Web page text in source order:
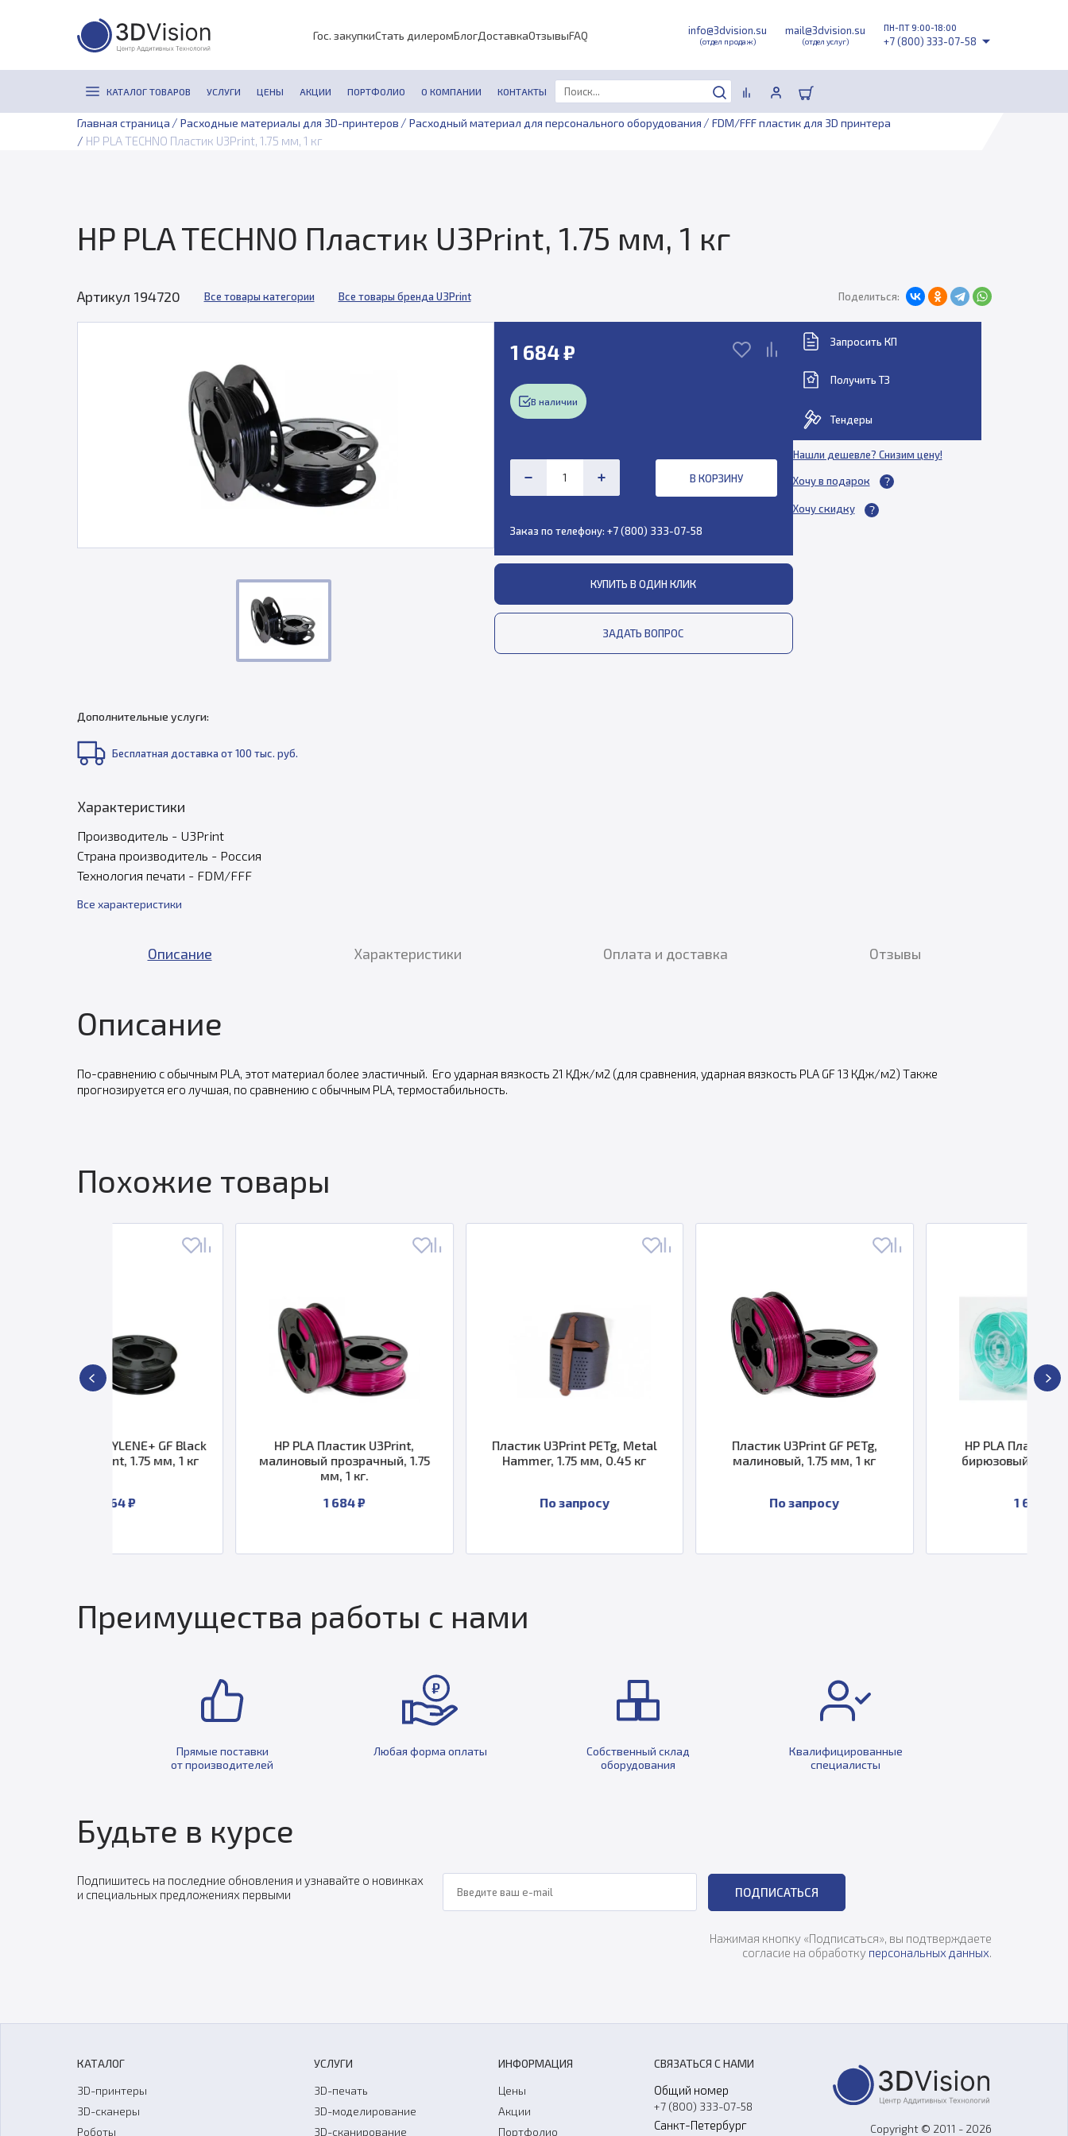
Гос. закупкиСтать дилеромБлогДоставкаОтзывыFAQ info@3dvision.su
(отдел продаж)
mail@3dvision.su
(отдел услуг)
ПН-ПТ 9:00-18:00
+7 (800) 333-07-58
КАТАЛОГ ТОВАРОВ УСЛУГИ ЦЕНЫ АКЦИИ ПОРТФОЛИО О КОМПАНИИ КОНТАКТЫ
Главная страница / Расходные материалы для 3D-принтеров / Расходный материал для персонального оборудования / FDM/FFF пластик для 3D принтера
/ HP PLA TECHNO Пластик U3Print, 1.75 мм, 1 кг
HP PLA TECHNO Пластик U3Print, 1.75 мм, 1 кг
Артикул 194720 Все товары категории Все товары бренда U3Print Поделиться:
1 684 ₽
В наличии
В КОРЗИНУ
Заказ по телефону: +7 (800) 333-07-58
КУПИТЬ В ОДИН КЛИК
ЗАДАТЬ ВОПРОС
Запросить КП
Получить ТЗ
Тендеры
Нашли дешевле? Снизим цену!
Хочу в подарок
Хочу скидку
Дополнительные услуги:
Бесплатная доставка от 100 тыс. руб.
Характеристики
Производитель - U3Print
Страна производитель - Россия
Технология печати - FDM/FFF
Все характеристики
Описание Характеристики Оплата и доставка Отзывы
Описание
По-сравнению с обычным PLA, этот материал более эластичный. Его ударная вязкость 21 КДж/м2 (для сравнения, ударная вязкость PLA GF 13 КДж/м2) Также
прогнозируется его лучшая, по сравнению с обычным PLA, термостабильность.
Похожие товары
GF Black
HP PLA Пластик U3Print,
малиновый прозрачный, 1.75
Пластик U3Print PETg, Metal
Hammer, 1.75 мм, 0.45 кг
Пластик U3Print GF PETg,
малиновый, 1.75 мм, 1 кг
HP PLA Пластик U3Print,
бирюзовый, 1.75 мм, 1 кг.
Преимущества работы с нами
Прямые поставки
от производителей
Любая форма оплаты
Собственный склад
оборудования
Квалифицированные
специалисты
Будьте в курсе
Подпишитесь на последние обновления и узнавайте о новинках
и специальных предложениях первыми
ПОДПИСАТЬСЯ
Нажимая кнопку «Подписаться», вы подтверждаете
согласие на обработку персональных данных.
КАТАЛОГ
3D-принтеры
3D-сканеры
Роботы
УСЛУГИ
3D-печать
3D-моделирование
3D-сканирование
ИНФОРМАЦИЯ
Цены
Акции
Портфолио
СВЯЗАТЬСЯ С НАМИ
Общий номер
+7 (800) 333-07-58
Санкт-Петербург Copyright © 2011 - 2026